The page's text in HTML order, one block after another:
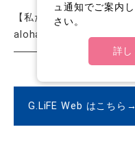
【私たちの多様性】課
aloha同好会
G.LiFE Web はこちら→
ュ通知でご案内
さい。
詳し